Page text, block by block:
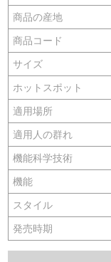
商品の産地
商品コード
サイズ
ホットスポット
適用場所
適用人の群れ
機能科学技術
機能
スタイル
発売時期